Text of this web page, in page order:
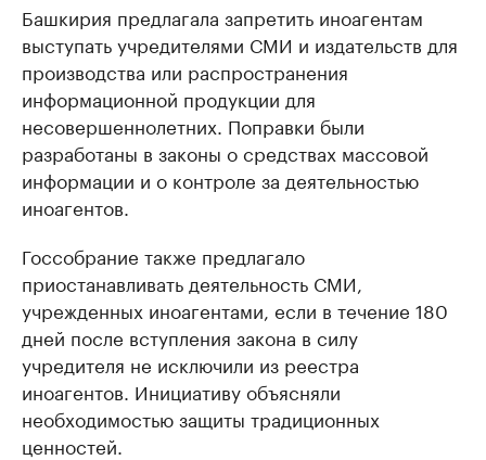
Башкирия предлагала запретить иноагентам
выступать учредителями СМИ и издательств для
производства или распространения
информационной продукции для
несовершеннолетних. Поправки были
разработаны в законы о средствах массовой
информации и о контроле за деятельностью
иноагентов.
Госсобрание также предлагало
приостанавливать деятельность СМИ,
учрежденных иноагентами, если в течение 180
дней после вступления закона в силу
учредителя не исключили из реестра
иноагентов. Инициативу объясняли
необходимостью защиты традиционных
ценностей.